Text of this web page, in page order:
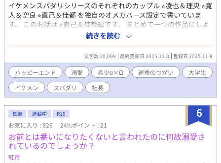
イケメンスパダリシリーズのそれぞれのカップル ⭐︎凌也＆理央 ⭐︎寛
人＆空良 ⭐︎直己＆佳都 を独自のオメガバース設定で書いていま
す。 このお話は ⭐︎直己＆佳都編です。 まとめて一つの作品にしよ
うと思ってましたが、それぞれの番外編が書きにくいことや一つ
のカップルが長くなりそうなのでそれぞれ独立させることにしま
した。 ＜あらすじ＞ 悠木が運命のつがいと出会う場に居合わせた
直己。 そこに同じく居合わせて手伝ってくれた榊秀吾にお礼をし
たいと申し出たが、秀吾はお礼の代わりに、付き纏いの被害を受
けている友人の恋人のふりをして欲しいと頼んできた。 その彼と
観月の事務所で顔合わせをすることになり出かけた直己だった
が、彼とあった途端、彼が運命のつがいだったと知る。 直己と佳
都が出会い、無事に恋人になるまでの物語です。 ※オメガバース
の世界線なので出会いそのほかは現実編とは異なりますが、登場
人物や関係などは変わりません。
続きを読む
文字数 10,099 最終更新日 2025.11.8 登録日 2025.11.8
ハッピーエンド 溺愛 希少α×Ω 運命のつがい
大学生
イケメン
スパダリ 社長
6
長編 連載中 R18
お気に入り : 826 24h.ポイント : 21
お前とは番いになりたくないと言われたのに何故溺愛さ
れているのでしょうか？
紅月